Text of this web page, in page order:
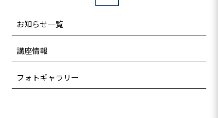
お知らせ一覧
講座情報
フォトギャラリー